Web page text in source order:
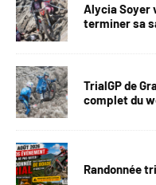
Alycia Soyer
terminer sa
TrialGP de
complet du
Randonnée